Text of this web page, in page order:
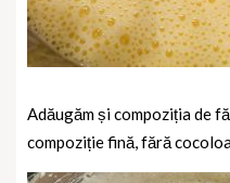
Adăugăm și compoziția de
compoziție fină, fără